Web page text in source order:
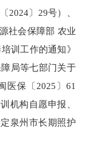
2024〕29号）、
社会保障部 农业
训工作的通知》
局等七部门关于
医保〔2025〕61
机构自愿申报、
泉州市长期照护